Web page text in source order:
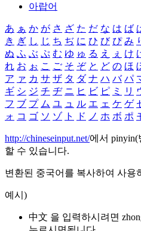
아랍어
あ ぁ か が さ ざ た だ な は ば
き ぎ し じ ち ぢ に ひ び ぴ み
ぬ ふ ぶ ぷ む ゆ ゅ る え ぇ け
れ お ぉ こ ご そ ぞ と ど の ほ
ア ァ カ サ ザ タ ダ ナ ハ バ パ
ギ シ ジ チ ヂ ニ ヒ ビ ピ ミ リ
フ ブ プ ム ユ ュ ル エ ェ ケ ゲ
ォ コ ゴ ソ ゾ ト ド ノ ホ ボ ポ
http://chineseinput.net/에서
할 수 있습니다.
변환된 중국어를 복사하여 사용
예시)
中文 을 입력하시려면